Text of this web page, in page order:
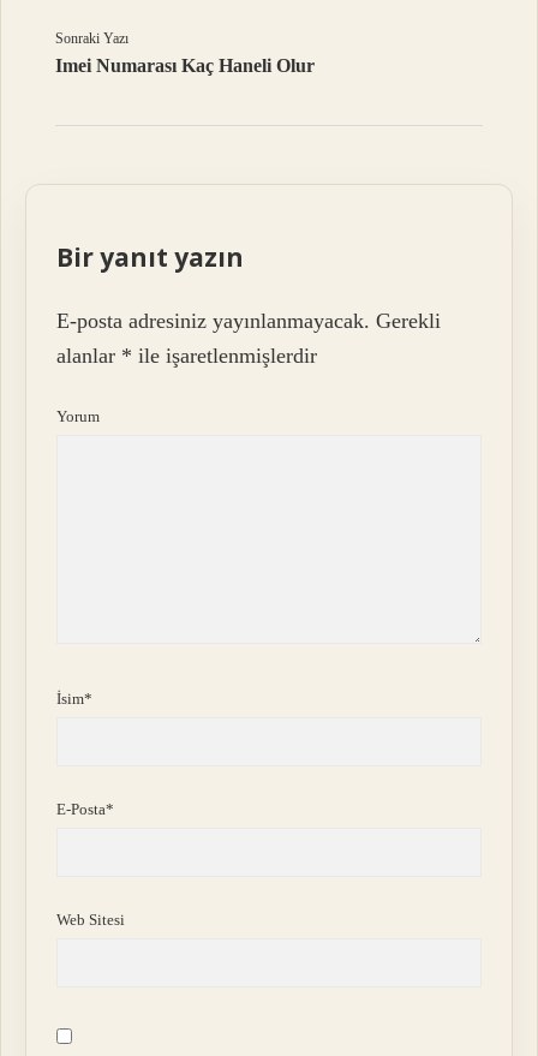
Sonraki Yazı
Imei Numarası Kaç Haneli Olur
Bir yanıt yazın
E-posta adresiniz yayınlanmayacak. Gerekli
alanlar * ile işaretlenmişlerdir
Yorum
İsim*
E-Posta*
Web Sitesi